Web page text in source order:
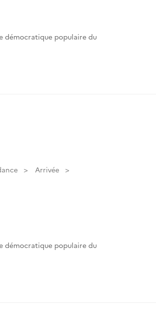
démocratique populaire du
Arrivée
démocratique populaire du